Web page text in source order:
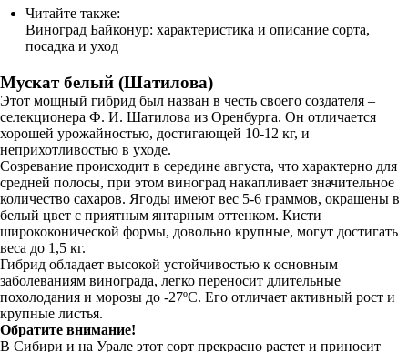
Читайте также:
Виноград Байконур: характеристика и описание сорта,
посадка и уход
Мускат белый (Шатилова)
Этот мощный гибрид был назван в честь своего создателя –
селекционера Ф. И. Шатилова из Оренбурга. Он отличается
хорошей урожайностью, достигающей 10-12 кг, и
неприхотливостью в уходе.
Созревание происходит в середине августа, что характерно для
средней полосы, при этом виноград накапливает значительное
количество сахаров. Ягоды имеют вес 5-6 граммов, окрашены в
белый цвет с приятным янтарным оттенком. Кисти
ширококонической формы, довольно крупные, могут достигать
веса до 1,5 кг.
Гибрид обладает высокой устойчивостью к основным
заболеваниям винограда, легко переносит длительные
похолодания и морозы до -27ºC. Его отличает активный рост и
крупные листья.
Обратите внимание!
В Сибири и на Урале этот сорт прекрасно растет и приносит